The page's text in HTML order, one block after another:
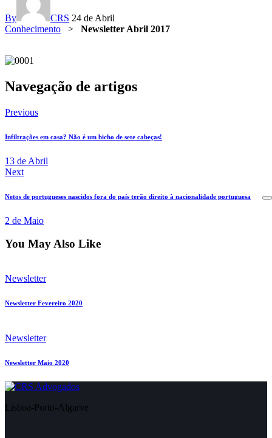
By CRS 24 de Abril
Conhecimento > Newsletter Abril 2017
Navegação de artigos
Previous
Infiltrações em casa? Não é um bicho de sete cabeças!
13 de Abril
Next
Netos de portugueses nascidos fora do país terão direito à nacionalidade portuguesa
2 de Maio
You May Also Like
Newsletter
Newsletter Fevereiro 2020
Newsletter
Newsletter Maio 2020
Lisboa-Porto-Algarve